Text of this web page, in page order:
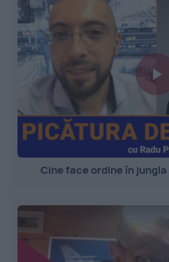
Cine face ordine în